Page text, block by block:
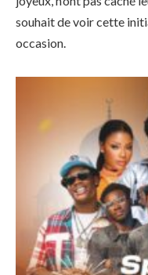
souhait de voir cette
occasion.